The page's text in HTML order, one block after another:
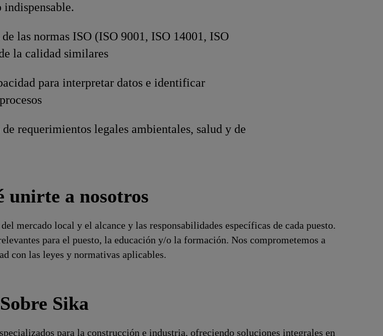
las normas ISO (ISO 9001, ISO 14001, ISO
la calidad similares
para interpretar datos e identificar
requerimientos legales ambientales, salud y de
unirte a nosotros
mercado local y el alcance y las responsabilidades específicas de cada puesto.
para el puesto, la educación y/o la formación. Nos comprometemos a
con las leyes y normativas aplicables.
Sobre Sika
para la construcción e industria, ofreciendo soluciones integrales en